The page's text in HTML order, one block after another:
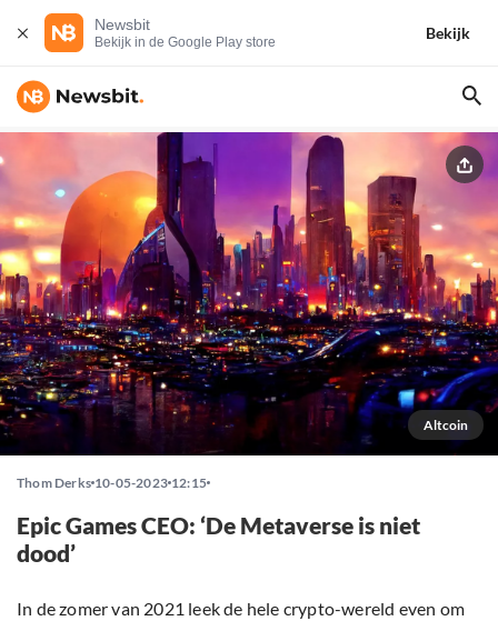
Newsbit
Bekijk in de Google Play store
Bekijk
Altcoin
Thom Derks 10-05-2023 12:15
Epic Games CEO: ‘De Metaverse is niet
dood’
In de zomer van 2021 leek de hele crypto-wereld even om